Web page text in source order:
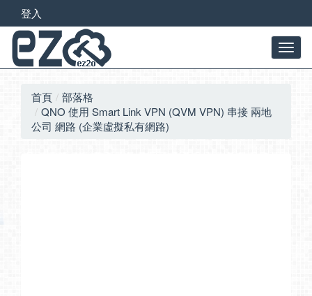
登入
首頁
部落格
QNO 使用 Smart Link VPN (QVM VPN) 串接 兩地
公司 網路 (企業虛擬私有網路)